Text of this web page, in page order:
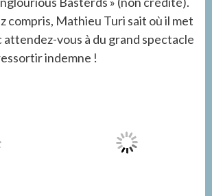
compris, Mathieu Turi sait où il met
attendez-vous à du grand spectacle
indemne !